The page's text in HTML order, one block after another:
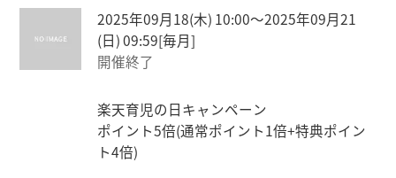
2025年09月18(木) 10:00〜2025年09月21
(日) 09:59[毎月]
開催終了
楽天育児の日キャンペーン
ポイント5倍(通常ポイント1倍+特典ポイン
ト4倍)